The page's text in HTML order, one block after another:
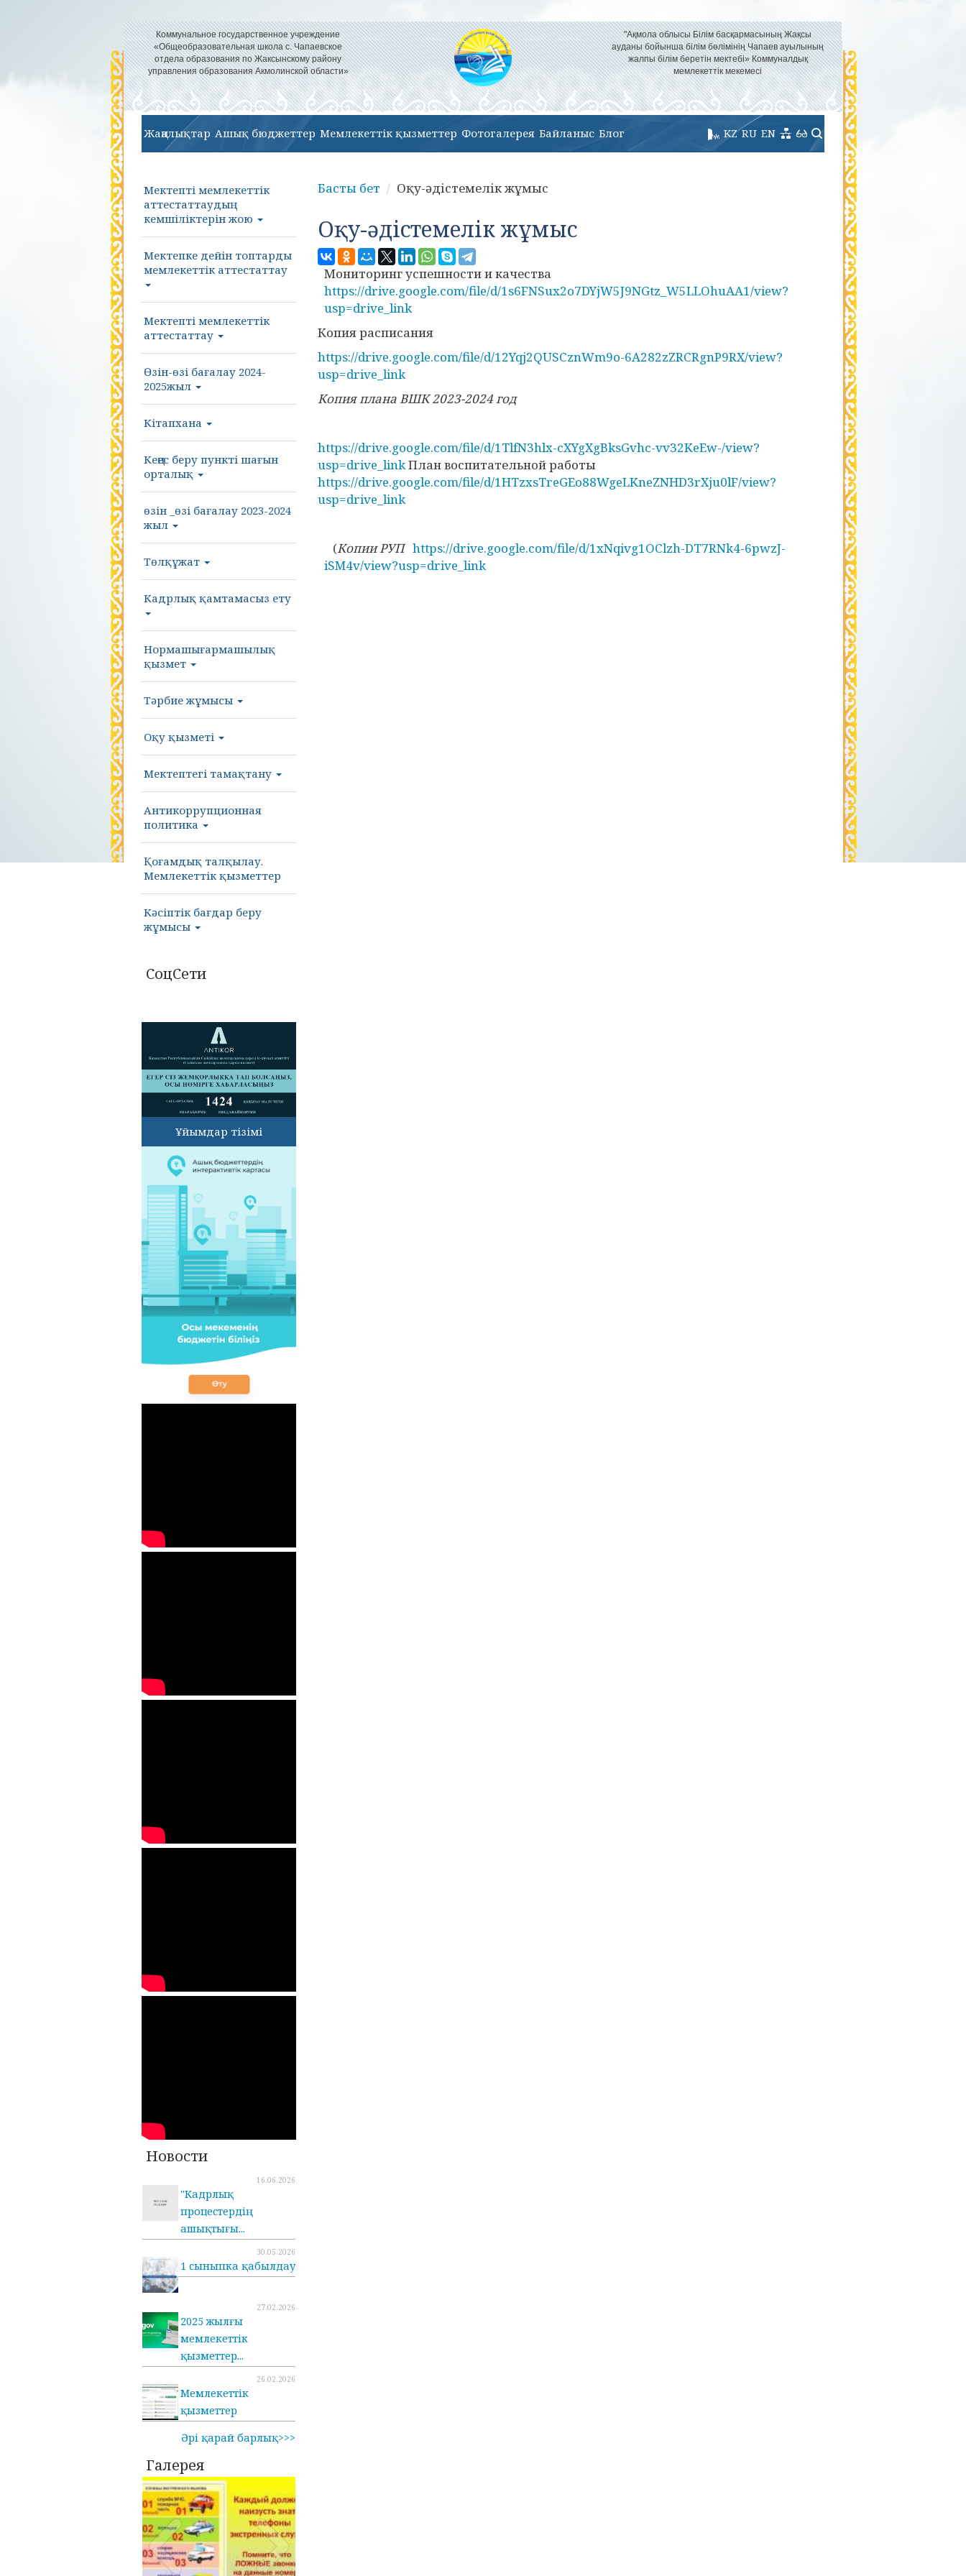
Коммунальное государственное учреждение
«Общеобразовательная школа с. Чапаевское
отдела образования по Жаксынскому району
управления образования Акмолинской области»
"Ақмола облысы Білім басқармасының Жақсы
ауданы бойынша білім бөлімінің Чапаев ауылының
жалпы білім беретін мектебі» Коммуналдық
мемлекеттік мекемесі
Жаңалықтар Ашық бюджеттер Мемлекеттік қызметтер Фотогалерея Байланыс Блог EN
RU
KZ
Мектепті мемлекеттік
аттестаттаудың
кемшіліктерін жою
Мектепке дейін топтарды
мемлекеттік аттестаттау
Мектепті мемлекеттік
аттестаттау
Өзін-өзі бағалау 2024-
2025жыл
Кітапхана
Кеңес беру пункті шағын
орталық
өзін _өзі бағалау 2023-2024
жыл
Төлқұжат
Кадрлық қамтамасыз ету
Нормашығармашылық
қызмет
Тәрбие жұмысы
Оқу қызметі
Мектептегі тамақтану
Антикоррупционная
политика
Қоғамдық талқылау.
Мемлекеттік қызметтер
Кәсіптік бағдар беру
жұмысы
СоцСети
Ұйымдар тізімі
Новости
16.06.2026
"Кадрлық
процестердің
ашықтығы...
30.05.2026
1 сыныпка қабылдау
27.02.2026
2025 жылғы
мемлекеттік
қызметтер...
26.02.2026
Мемлекеттік
қызметтер
Әрі қарай барлық>>>
Галерея
Басты бет Оқу-әдістемелік жұмыс
Оқу-әдістемелік жұмыс
Мониторинг успешности и качества
https://drive.google.com/file/d/1s6FNSux2o7DYjW5J9NGtz_W5LLOhuAA1/view?
usp=drive_link
Копия расписания
https://drive.google.com/file/d/12Yqj2QUSCznWm9o-6A282zZRCRgnP9RX/view?
usp=drive_link
Копия плана ВШК 2023-2024 год
https://drive.google.com/file/d/1TlfN3hlx-cXYgXgBksGvhc-vv32KeEw-/view?
usp=drive_linkПлан воспитательной работы
https://drive.google.com/file/d/1HTzxsTreGEo88WgeLKneZNHD3rXju0lF/view?
usp=drive_link
(Копии РУП https://drive.google.com/file/d/1xNqivg1OClzh-DT7RNk4-6pwzJ-
iSM4v/view?usp=drive_link